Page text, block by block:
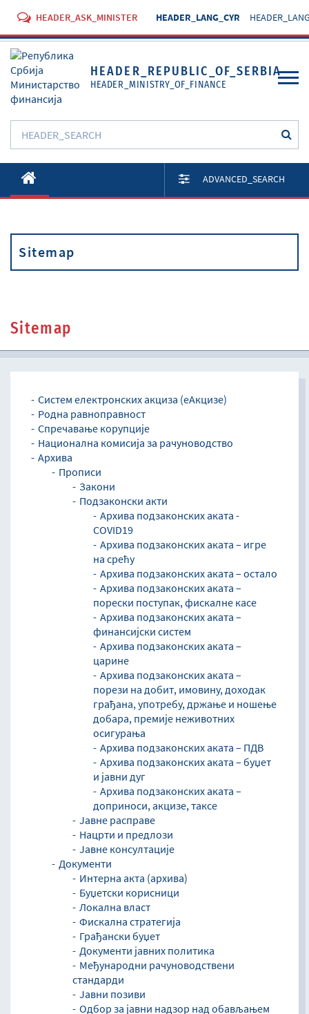
HEADER_ASK_MINISTER HEADER_LANG_CYR
HEADER_REPUBLIC_OF_SERBIA
HEADER_MINISTRY_OF_FINANCE
O Министарству
Активности
Прописи
ADVANCED_SEARCH
Sitemap
Sitemap
Систем електронских акциза (eАкцизе)
Родна равноправност
Спречавање корупције
Национална комисија за рачуноводство
Архива
Прописи
Закони
Подзаконски акти
Архива подзаконских аката -
COVID19
Архива подзаконских аката – игре
на срећу
Архива подзаконских аката – остало
Архива подзаконских аката –
порески поступак, фискалне касе
Архива подзаконских аката –
финансијски систем
Архива подзаконских аката –
царине
Архива подзаконских аката –
порези на добит, имовину, доходак
грађана, употребу, држање и ношење
добара, премије неживотних
осигурања
Архива подзаконских аката – ПДВ
Архива подзаконских аката – буџет
и јавни дуг
Архива подзаконских аката –
доприноси, акцизе, таксе
Јавне расправе
Нацрти и предлози
Јавне консултације
Документи
Интерна акта (архива)
Буџетски корисници
Локална власт
Фискална стратегија
Грађански буџет
Документи јавних политика
Међународни рачуноводствени
стандарди
Јавни позиви
Одбор за јавни надзор над обављањем